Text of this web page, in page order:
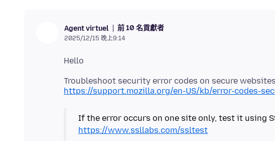
Agent virtuel 前 10 名貢獻者
2025/12/15 晚上9:14
https://support.mozilla.org/en-US/kb/error-codes-
If the error occurs on one site only, test it using
https://www.ssllabs.com/ssltest